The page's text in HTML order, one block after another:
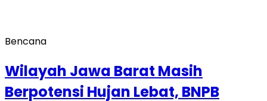
Bencana
Wilayah Jawa Barat Masih
Berpotensi Hujan Lebat, BNPB